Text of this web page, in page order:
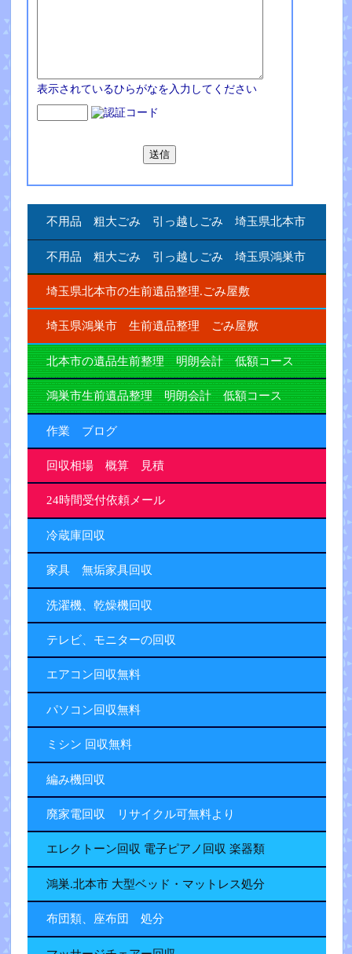
表示されているひらがなを入力してください
不用品 粗大ごみ 引っ越しごみ 埼玉県北本市
不用品 粗大ごみ 引っ越しごみ 埼玉県鴻巣市
埼玉県北本市の生前遺品整理.ごみ屋敷
埼玉県鴻巣市 生前遺品整理 ごみ屋敷
北本市の遺品生前整理 明朗会計 低額コース
鴻巣市生前遺品整理 明朗会計 低額コース
作業 ブログ
回収相場 概算 見積
24時間受付依頼メール
冷蔵庫回収
家具 無垢家具回収
洗濯機、乾燥機回収
テレビ、モニターの回収
エアコン回収無料
パソコン回収無料
ミシン 回収無料
編み機回収
廃家電回収 リサイクル可無料より
エレクトーン回収 電子ピアノ回収 楽器類
鴻巣.北本市 大型ベッド・マットレス処分
布団類、座布団 処分